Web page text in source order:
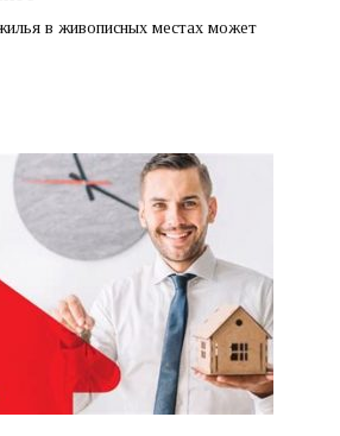
в живописных местах может